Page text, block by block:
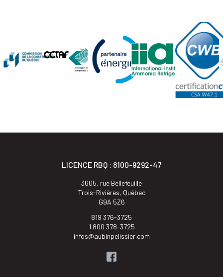
LICENCE RBQ : 8100-9292-47
3605, rue Bellefeuille
Trois-Rivières, Québec
G9A 5Z6
819 376-3725
1 800 378-3725
infos@aubinpelissier.com